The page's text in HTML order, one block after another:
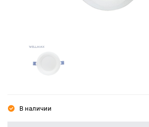
В наличии